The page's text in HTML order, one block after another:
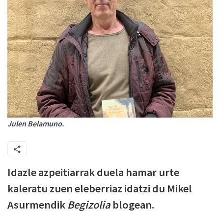
Julen Belamuno.
Idazle azpeitiarrak duela hamar urte
kaleratu zuen eleberriaz idatzi du Mikel
Asurmendik Begizolia blogean.